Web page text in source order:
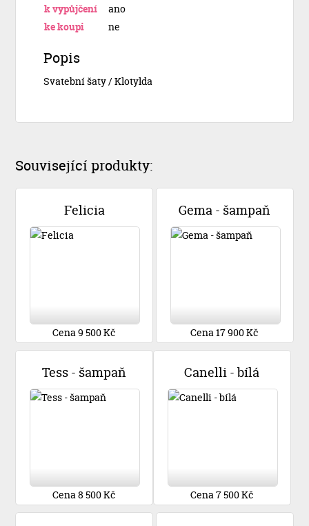
k vypůjčení
ano
ke koupi
ne
Popis
Svatební šaty / Klotylda
Související produkty:
Felicia
Cena 9 500 Kč
Gema - šampaň
Cena 17 900 Kč
Tess - šampaň
Cena 8 500 Kč
Canelli - bílá
Cena 7 500 Kč